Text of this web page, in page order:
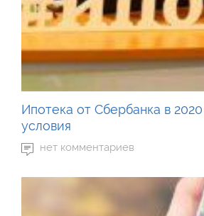
Ипотека от Сбербанка в 2020
условия
нет комментариев